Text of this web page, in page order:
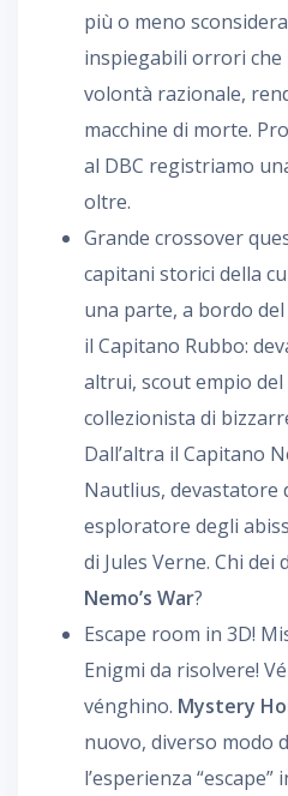
più o meno
inspiegabili orrori
volontà razionale,
macchine di morte.
al DBC registriamo
oltre.
Grande crossover
capitani storici della
una parte, a bordo
il Capitano Rubbo:
altrui, scout empio
collezionista di
Dall’altra il Capitano
Nautlius, devastatore
esploratore degli
di Jules Verne. Chi dei
Nemo’s War?
Escape room in 3D!
Enigmi da risolvere!
vénghino. Mystery
nuovo, diverso modo
l’esperienza